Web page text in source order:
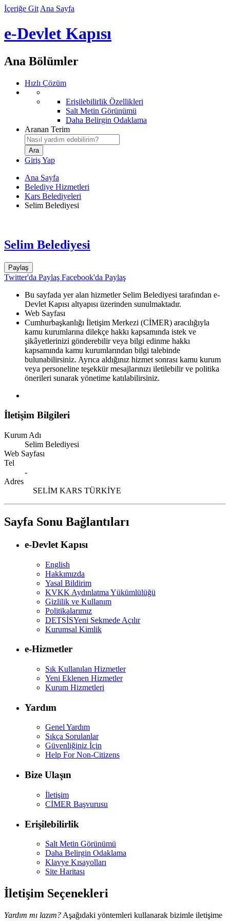
İçeriğe Git Ana Sayfa
e-Devlet Kapısı
Ana Bölümler
Hızlı Çözüm
Erişilebilirlik Özellikleri
Salt Metin Görünümü
Daha Belirgin Odaklama
Aranan Terim
Giriş Yap
Ana Sayfa
Belediye Hizmetleri
Kars Belediyeleri
Selim Belediyesi
Selim Belediyesi
Paylaş
Twitter'da Paylaş Facebook'da Paylaş
Bu sayfada yer alan hizmetler Selim Belediyesi tarafından e-
Devlet Kapısı altyapısı üzerinden sunulmaktadır.
Web Sayfası
Cumhurbaşkanlığı İletişim Merkezi (CİMER) aracılığıyla
kamu kurumlarına dilekçe hakkı kapsamında istek ve
şikâyetlerinizi gönderebilir veya bilgi edinme hakkı
kapsamında kamu kurumlarından bilgi talebinde
bulunabilirsiniz. Ayrıca aldığınız hizmet sonrası kamu kurum
veya personeline teşekkür mesajlarınızı iletilebilir ve politika
önerileri sunarak yönetime katılabilirsiniz.
İletişim Bilgileri
Kurum Adı
Selim Belediyesi
Web Sayfası
Tel
-
Adres
SELİM KARS TÜRKİYE
Sayfa Sonu Bağlantıları
e-Devlet Kapısı
English
Hakkımızda
Yasal Bildirim
KVKK Aydınlatma Yükümlülüğü
Gizlilik ve Kullanım
Politikalarımız
DETSİSYeni Sekmede Açılır
Kurumsal Kimlik
e-Hizmetler
Sık Kullanılan Hizmetler
Yeni Eklenen Hizmetler
Kurum Hizmetleri
Yardım
Genel Yardım
Sıkça Sorulanlar
Güvenliğiniz İçin
Help For Non-Citizens
Bize Ulaşın
İletişim
CİMER Başvurusu
Erişilebilirlik
Salt Metin Görünümü
Daha Belirgin Odaklama
Klavye Kısayolları
Site Haritası
İletişim Seçenekleri
Yardım mı lazım? Aşağıdaki yöntemleri kullanarak bizimle iletişime